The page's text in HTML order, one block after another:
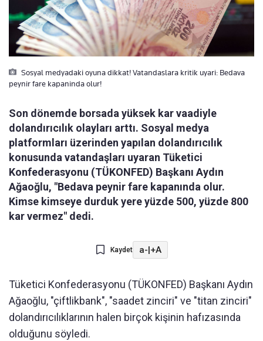
Sosyal medyadaki oyuna dikkat! Vatandaslara kritik uyari: Bedava
peynir fare kapaninda olur!
Son dönemde borsada yüksek kar vaadiyle
dolandırıcılık olayları arttı. Sosyal medya
platformları üzerinden yapılan dolandırıcılık
konusunda vatandaşları uyaran Tüketici
Konfederasyonu (TÜKONFED) Başkanı Aydın
Ağaoğlu, "Bedava peynir fare kapanında olur.
Kimse kimseye durduk yere yüzde 500, yüzde 800
kar vermez" dedi.
Kaydet a-|+A
Tüketici Konfederasyonu (TÜKONFED) Başkanı Aydın
Ağaoğlu, "çiftlikbank", "saadet zinciri" ve "titan zinciri"
dolandırıcılıklarının halen birçok kişinin hafızasında
olduğunu söyledi.